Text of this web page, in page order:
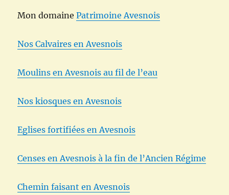
Mon domainePatrimoine Avesnois
Nos Calvaires en Avesnois
Moulins en Avesnois au fil de l’eau
Nos kiosques en Avesnois
Eglises fortifiées en Avesnois
Censes en Avesnois à la fin de l’Ancien Régime
Chemin faisant en Avesnois